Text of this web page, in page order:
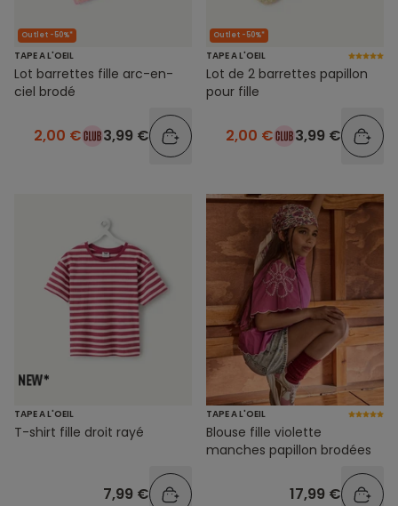
Outlet -50%*
TAPE A L'OEIL
Lot barrettes fille arc-en-
ciel brodé
2,00 € 3,99 €
Outlet -50%*
TAPE A L'OEIL
Lot de 2 barrettes papillon
pour fille
2,00 € 3,99 €
TAPE A L'OEIL
T-shirt fille droit rayé
7,99 €
TAPE A L'OEIL
Blouse fille violette
manches papillon brodées
17,99 €